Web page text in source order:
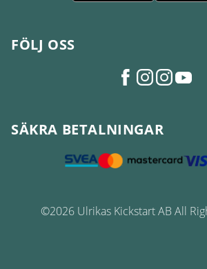
FÖLJ OSS
SÄKRA BETALNINGAR
©2026 Ulrikas Kickstart AB All